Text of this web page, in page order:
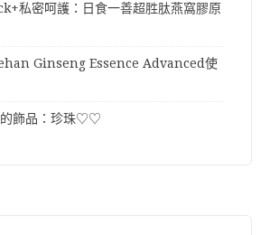
私密呵護：日食一善超胜肽燕窩膠原
Ginseng Essence Advanced使
飾品：珍珠♡♡